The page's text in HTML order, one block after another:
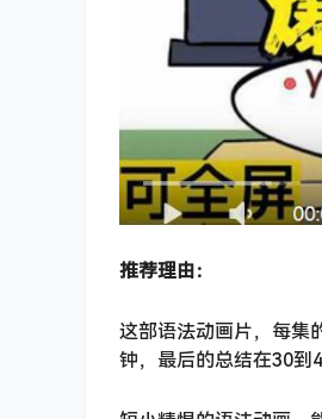
推荐理由：
这部语法动画片，每集
钟，最后的总结在30到